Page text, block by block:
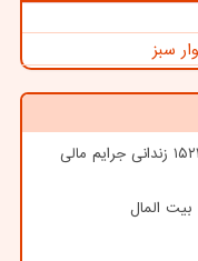
سبز
مشارکت ستاد اجرائی فرمان امام در آزادی ۱۵۲۳ زندانی جرایم مالی